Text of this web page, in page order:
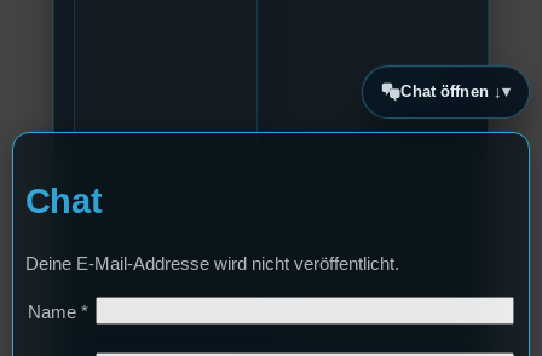
Chat öffnen ↓
Chat
Deine E-Mail-Addresse wird nicht veröffentlicht.
Name *